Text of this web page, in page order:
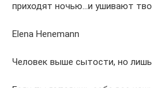
приходят ночью…и ушивают
Еlena Henemann
Человек выше сытости, но